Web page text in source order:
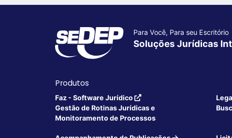
Para Você, Para seu Escritório
Soluções Jurídicas
Produtos
Faz - Software Jurídico
Gestão de Rotinas Jurídicas e
Monitoramento de Processos